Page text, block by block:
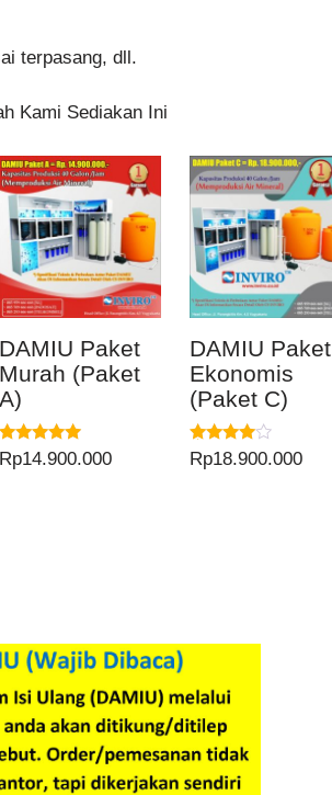
terpasang, dll.
Kami Sediakan Ini
DAMIU Paket
Murah (Paket
A)
Dinilai
5.00
Rp14.900.000
DAMIU Paket
Ekonomis
(Paket C)
Dinilai
4.00
Rp18.900.000